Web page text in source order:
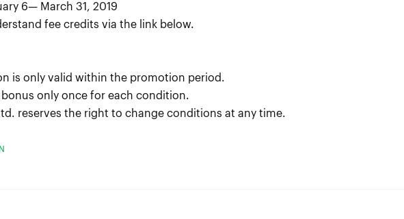
6— March 31, 2019
fee credits via the link below.
is only valid within the promotion period.
only once for each condition.
reserves the right to change conditions at any time.